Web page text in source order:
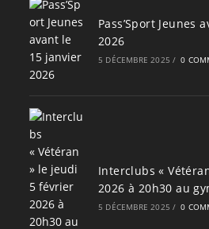
Pass’Sport Jeunes
2026
5 DÉCEMBRE 2025 / 0
Interclubs «
2026 à 20h30 au
5 DÉCEMBRE 2025 / 0